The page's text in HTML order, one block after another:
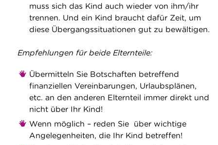
muss sich das Kind auch wieder von ihm/ihr
trennen. Und ein Kind braucht dafür Zeit, um
diese Übergangssituationen gut zu bewältigen.
Empfehlungen für beide Elternteile:
Übermitteln Sie Botschaften betreffend
finanziellen Vereinbarungen, Urlaubsplänen,
etc. an den anderen Elternteil immer direkt und
nicht über Ihr Kind!
Wenn möglich – reden Sie über wichtige
Angelegenheiten, die Ihr Kind betreffen!